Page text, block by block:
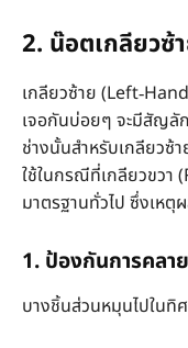
2. น๊อตเกลียวซ้
เกลียวซ้าย
เจอกันบ่อยๆ จะมีสัญลั
ช่างนั้นสำหรับเกลียวซ้า
ใช้ในกรณีที่เกลียวขว
มาตรฐานทั่วไป ซึ่งเห
1. ป้องกันการคลา
บางชิ้นส่วนหมุนไปในทิ